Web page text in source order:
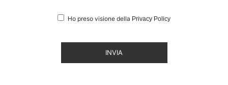
Ho preso visione della Privacy Policy
INVIA